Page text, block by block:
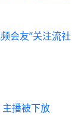
会友”关注流社
播被下放